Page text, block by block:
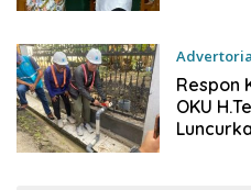
Respon
OKU